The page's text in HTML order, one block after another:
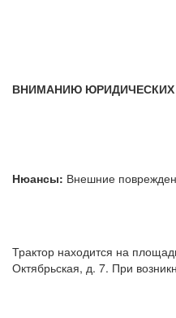
ВНИМАНИЮ ЮРИДИЧЕСКИХ
Нюансы: Внешние
Трактор находится на
Октябрьская, д. 7. При